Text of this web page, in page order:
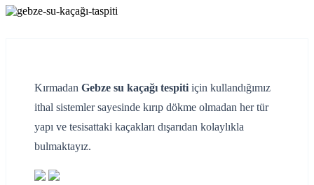
Kırmadan Gebze su kaçağı tespiti için kullandığımız
ithal sistemler sayesinde kırıp dökme olmadan her tür
yapı ve tesisattaki kaçakları dışarıdan kolaylıkla
bulmaktayız.